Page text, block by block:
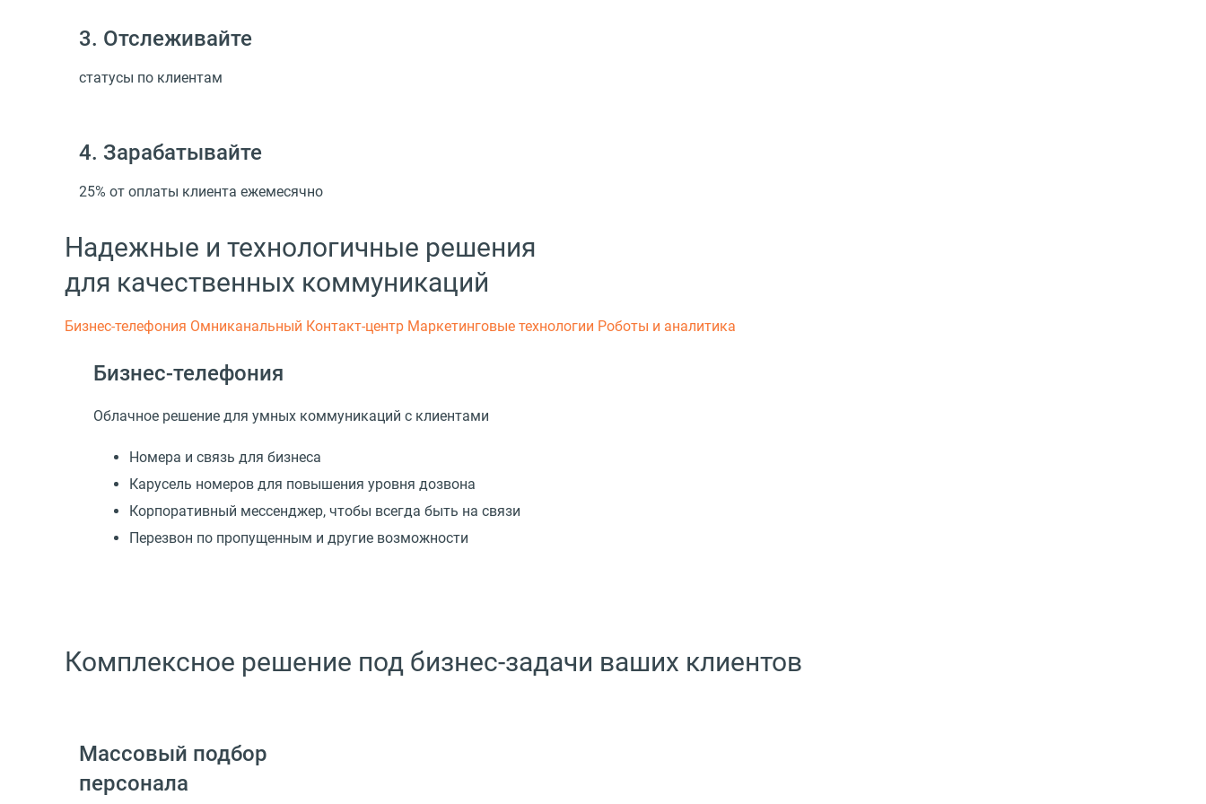
3. Отслеживайте
статусы по клиентам
4. Зарабатывайте
25% от оплаты клиента ежемесячно
Надежные и технологичные решения
для качественных коммуникаций
Бизнес-телефония Омниканальный Контакт-центр Маркетинговые технологии Роботы и аналитика
Бизнес-телефония
Облачное решение для умных коммуникаций с клиентами
Номера и связь для бизнеса
Карусель номеров для повышения уровня дозвона
Корпоративный мессенджер, чтобы всегда быть на связи
Перезвон по пропущенным и другие возможности
Комплексное решение под бизнес-задачи ваших клиентов
Массовый подбор
персонала